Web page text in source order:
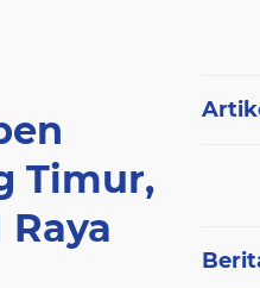
Timur,
Raya